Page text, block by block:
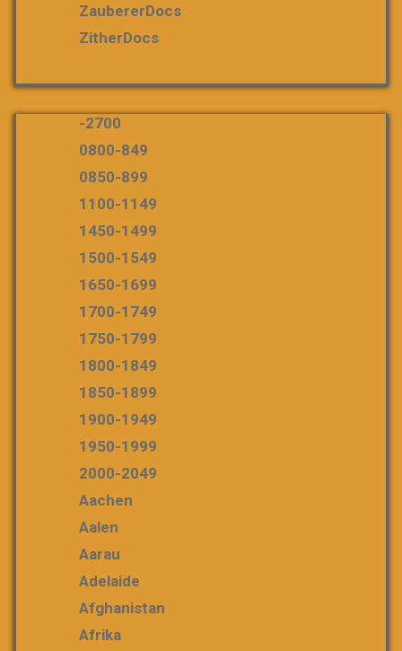
ZaubererDocs
ZitherDocs
-2700
0800-849
0850-899
1100-1149
1450-1499
1500-1549
1650-1699
1700-1749
1750-1799
1800-1849
1850-1899
1900-1949
1950-1999
2000-2049
Aachen
Aalen
Aarau
Adelaide
Afghanistan
Afrika